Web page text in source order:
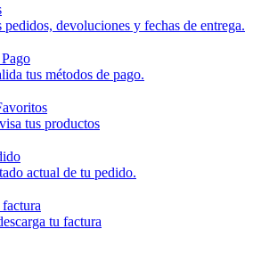
pedidos, devoluciones y fechas de entrega.
tus métodos de pago.
tus productos
actual de tu pedido.
tu factura